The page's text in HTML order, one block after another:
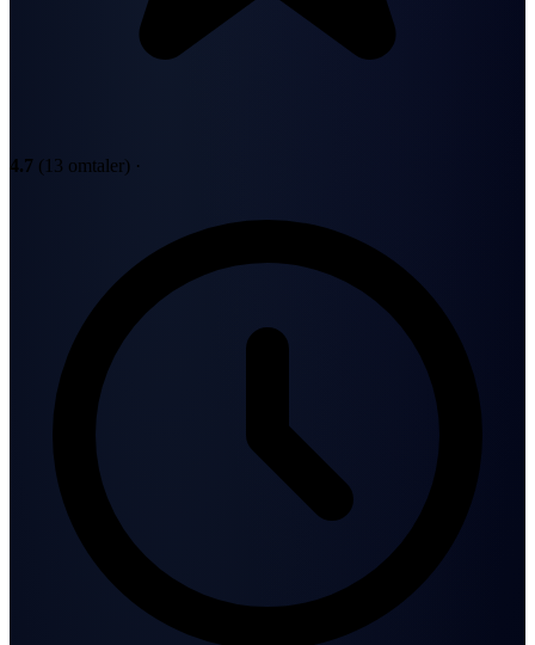
4.7 (13 omtaler) ·